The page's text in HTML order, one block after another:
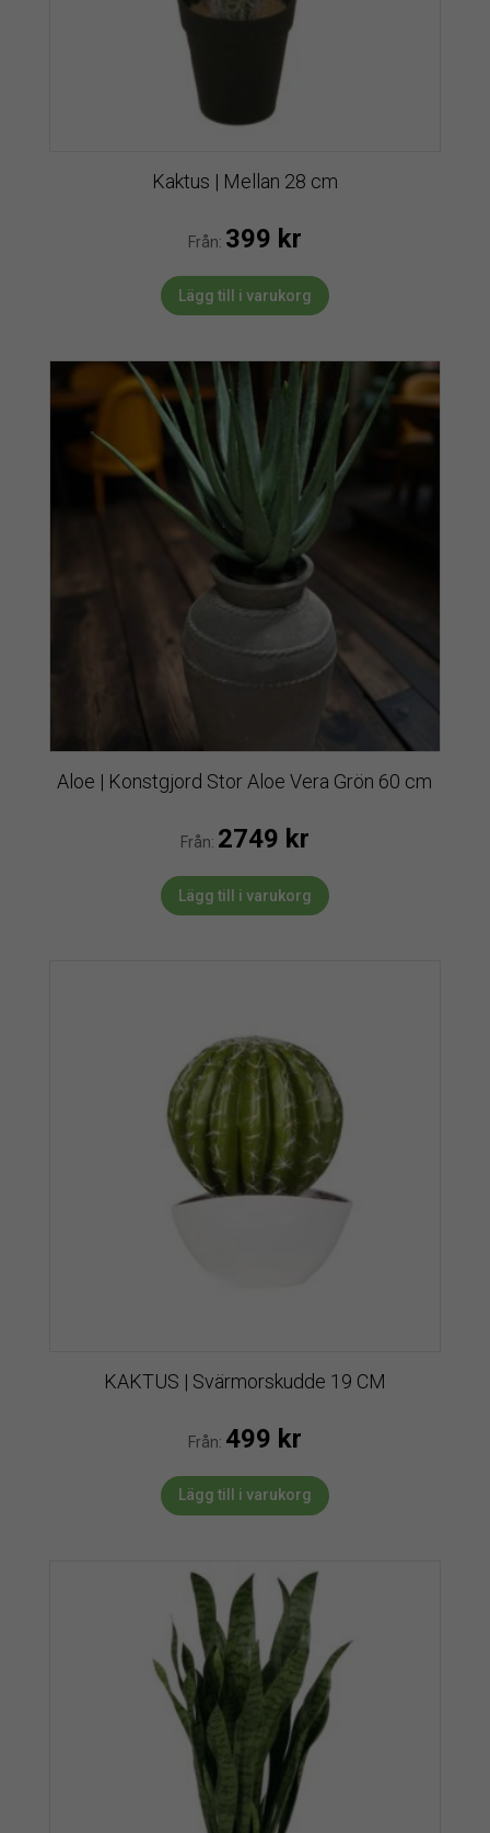
Kaktus | Mellan 28 cm
Från: 399 kr
Lägg till i varukorg
Aloe | Konstgjord Stor Aloe Vera Grön 60 cm
Från: 2749 kr
Lägg till i varukorg
KAKTUS | Svärmorskudde 19 CM
Från: 499 kr
Lägg till i varukorg